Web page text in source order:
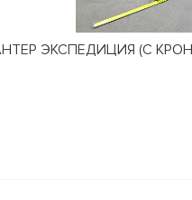
ЭКСПЕДИЦИЯ (С